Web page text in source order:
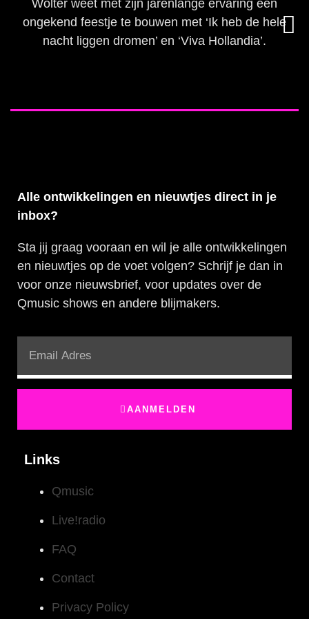
Wolter weet met zijn jarenlange ervaring een
ongekend feestje te bouwen met ‘Ik heb de hele
nacht liggen dromen’ en ‘Viva Hollandia’.
Alle ontwikkelingen en nieuwtjes direct in je
inbox?
Sta jij graag vooraan en wil je alle ontwikkelingen
en nieuwtjes op de voet volgen? Schrijf je dan in
voor onze nieuwsbrief, voor updates over de
Qmusic shows en andere blijmakers.
AANMELDEN
Links
Qmusic
Live!radio
FAQ
Contact
Privacy Policy